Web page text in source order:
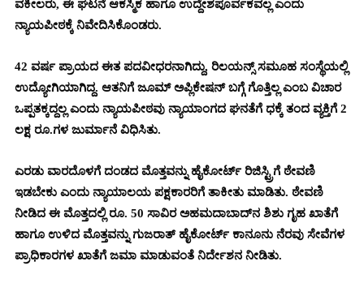
ವಕೀಲರು, ಈ ಘಟನೆ ಆಕಸ್ಮಿಕ ಹಾಗೂ ಉದ್ದೇಶಪೂರ್ವಕವಲ್ಲ ಎಂದು
ನ್ಯಾಯಪೀಠಕ್ಕೆ ನಿವೇದಿಸಿಕೊಂಡರು.
42 ವರ್ಷ ಪ್ರಾಯದ ಈತ ಪದವೀಧರನಾಗಿದ್ದು, ರಿಲಯನ್ಸ್ ಸಮೂಹ ಸಂಸ್ಥೆಯಲ್ಲಿ
ಉದ್ಯೋಗಿಯಾಗಿದ್ದ. ಆತನಿಗೆ ಜೂಮ್ ಅಪ್ಲಿಕೇಷನ್ ಬಗ್ಗೆ ಗೊತ್ತಿಲ್ಲ ಎಂಬ ವಿಚಾರ
ಒಪ್ಪತಕ್ಕದ್ದಲ್ಲ ಎಂದು ನ್ಯಾಯಪೀಠವು ನ್ಯಾಯಾಂಗದ ಘನತೆಗೆ ಧಕ್ಕೆ ತಂದ ವ್ಯಕ್ತಿಗೆ 2
ಲಕ್ಷ ರೂ.ಗಳ ಜುರ್ಮಾನೆ ವಿಧಿಸಿತು.
ಎರಡು ವಾರದೊಳಗೆ ದಂಡದ ಮೊತ್ತವನ್ನು ಹೈಕೋರ್ಟ್ ರಿಜಿಸ್ಟ್ರಿಗೆ ಠೇವಣಿ
ಇಡಬೇಕು ಎಂದು ನ್ಯಾಯಾಲಯ ಪಕ್ಷಕಾರರಿಗೆ ತಾಕೀತು ಮಾಡಿತು. ಠೇವಣಿ
ನೀಡಿದ ಈ ಮೊತ್ತದಲ್ಲಿ ರೂ. 50 ಸಾವಿರ ಅಹಮದಾಬಾದ್‌ನ ಶಿಶು ಗೃಹ ಖಾತೆಗೆ
ಹಾಗೂ ಉಳಿದ ಮೊತ್ತವನ್ನು ಗುಜರಾತ್ ಹೈಕೋರ್ಟ್ ಕಾನೂನು ನೆರವು ಸೇವೆಗಳ
ಪ್ರಾಧಿಕಾರಗಳ ಖಾತೆಗೆ ಜಮಾ ಮಾಡುವಂತೆ ನಿರ್ದೇಶನ ನೀಡಿತು.